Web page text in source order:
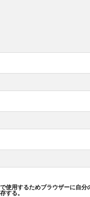
使用するためブラウザーに自分
する。